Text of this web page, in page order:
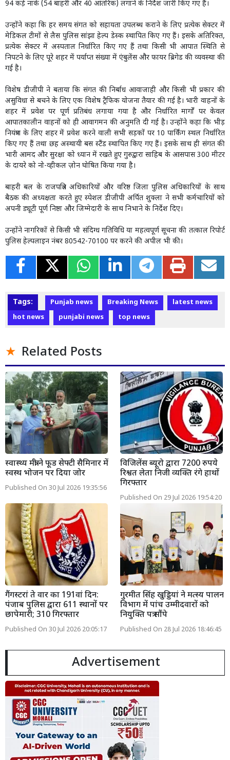
94 कड़े नाके (54 बाहरी और 40 आंतरिक) लगाने के निर्देश जारी किए गए हैं।
उन्होंने कहा कि हर समय संगत को सहायता उपलब्ध कराने के लिए प्रत्येक सेक्टर में
मेडिकल टीमों से लैस पुलिस सांझा हेल्प डेस्क स्थापित किए गए हैं। इसके अतिरिक्त,
प्रत्येक सेक्टर में अस्पताल निर्धारित किए गए हैं तथा किसी भी आपात स्थिति से
निपटने के लिए पूरे शहर में पर्याप्त संख्या में एंबुलेंस और फायर ब्रिगेड की व्यवस्था की
गई है।
विशेष डीजीपी ने बताया कि संगत की निर्बाध आवाजाही और किसी भी प्रकार की
असुविधा से बचने के लिए एक विशेष ट्रैफिक योजना तैयार की गई है। भारी वाहनों के
शहर में प्रवेश पर पूर्ण प्रतिबंध लगाया गया है और निर्धारित मार्गों पर केवल
आपातकालीन वाहनों को ही आवागमन की अनुमति दी गई है। उन्होंने कहा कि भीड़
नियंत्रण के लिए शहर में प्रवेश करने वाली सभी सड़कों पर 10 पार्किंग स्थल निर्धारित
किए गए हैं तथा छह अस्थायी बस स्टैंड स्थापित किए गए हैं। इसके साथ ही संगत की
भारी आमद और सुरक्षा को ध्यान में रखते हुए गुरुद्वारा साहिब के आसपास 300 मीटर
के दायरे को नो-व्हीकल ज़ोन घोषित किया गया है।
बाहरी बल के राजपत्रित अधिकारियों और वरिष्ठ जिला पुलिस अधिकारियों के साथ
बैठक की अध्यक्षता करते हुए स्पेशल डीजीपी अर्पित शुक्ला ने सभी कर्मचारियों को
अपनी ड्यूटी पूर्ण निष्ठा और जिम्मेदारी के साथ निभाने के निर्देश दिए।
उन्होंने नागरिकों से किसी भी संदिग्ध गतिविधि या महत्वपूर्ण सूचना की तत्काल रिपोर्ट
पुलिस हेल्पलाइन नंबर 80542-70100 पर करने की अपील भी की।
Tags: Punjab news Breaking News
latest news
hot news
punjabi news top news
Related Posts
स्वास्थ्य मंत्री ने फूड सेफ्टी सैमिनार में
स्वस्थ भोजन पर दिया जोर
Published On 30 Jul 2026 19:35:56
विजिलेंस ब्यूरो द्वारा 7200 रुपये
रिश्वत लेता निजी व्यक्ति रंगे हाथों
गिरफ्तार
Published On 29 Jul 2026 19:54:20
गैंगस्टरां ते वार का 191वां दिन:
पंजाब पुलिस द्वारा 611 स्थानों पर
छापेमारी; 310 गिरफ्तार
Published On 30 Jul 2026 20:05:17
गुरमीत सिंह खुड्डियां ने मत्स्य पालन
विभाग में पांच उम्मीदवारों को
नियुक्ति पत्र सौंपे
Published On 28 Jul 2026 18:46:45
Advertisement